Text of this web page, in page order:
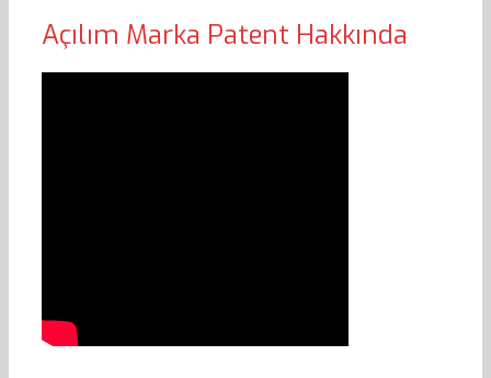
Açılım Marka Patent Hakkında